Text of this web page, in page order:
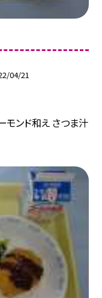
04/21
モンド和え さつま汁